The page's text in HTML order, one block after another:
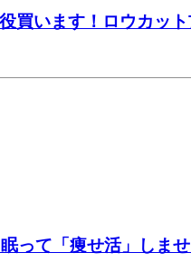
買います！ロウカッ
って「痩せ活」しま